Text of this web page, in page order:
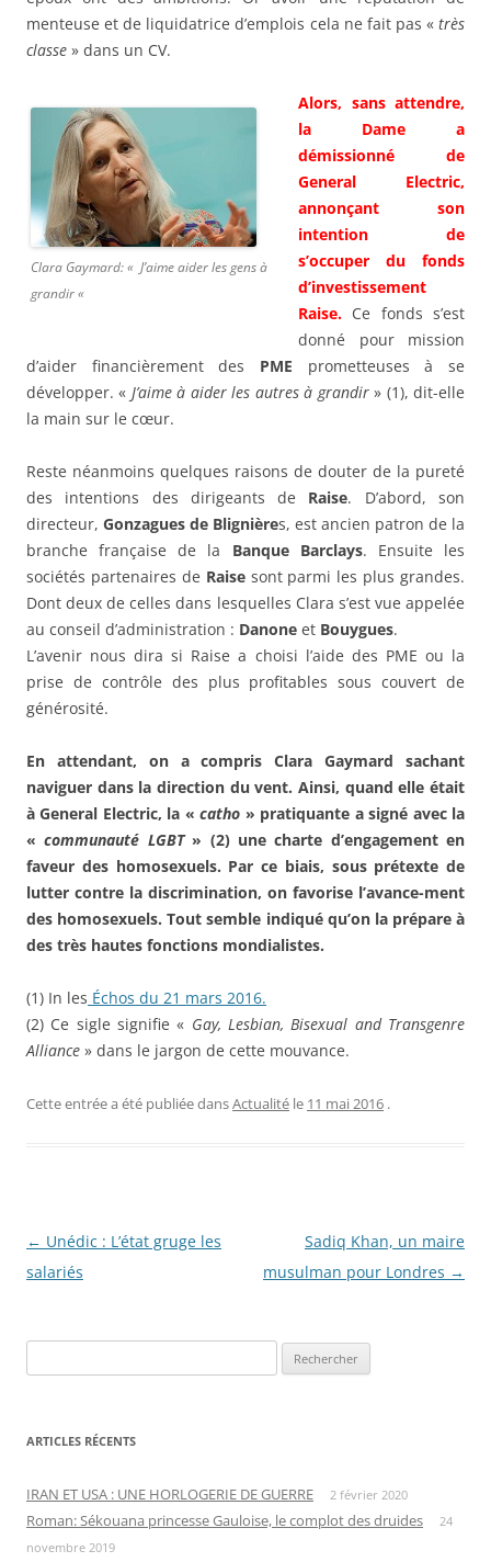
menteuse et de liquidatrice d’emplois cela ne fait pas « très
classe » dans un CV.
Clara Gaymard: « J’aime aider les gens à
grandir«
Alors, sans attendre,
la Dame a
démissionné de
General Electric,
annonçant son
intention de
s’occuper du fonds
d’investissement
Raise. Ce fonds s’est
donné pour mission
d’aider financièrement des PME prometteuses à se
développer. « J’aime à aider les autres à grandir» (1), dit-elle
la main sur le cœur.
Reste néanmoins quelques raisons de douter de la pureté
des intentions des dirigeants de Raise. D’abord, son
directeur, Gonzagues de Blignières, est ancien patron de la
branche française de la Banque Barclays. Ensuite les
sociétés partenaires de Raisesont parmi les plus grandes.
Dont deux de celles dans lesquelles Clara s’est vue appelée
au conseil d’administration : Danone et Bouygues.
L’avenir nous dira si Raise a choisi l’aide des PME ou la
prise de contrôle des plus profitables sous couvert de
générosité.
En attendant, on a compris Clara Gaymard sachant
naviguer dans la direction du vent. Ainsi, quand elle était
à General Electric, la «catho » pratiquante a signé avec la
«communauté LGBT» (2) une charte d’engagement en
faveur des homosexuels. Par ce biais, sous prétexte de
lutter contre la discrimination, on favorise l’avance-ment
des homosexuels. Tout semble indiqué qu’on la prépare à
des très hautes fonctions mondialistes.
(1) In les Échos du 21 mars 2016.
(2) Ce sigle signifie « Gay, Lesbian, Bisexual and Transgenre
Alliance » dans le jargon de cette mouvance.
Cette entrée a été publiée dansActualité le 11 mai 2016 .
Navigation
des
← Unédic : L’état gruge les
salariés
Sadiq Khan, un maire
musulman pour Londres →
ARTICLES RÉCENTS
IRAN ET USA : UNE HORLOGERIE DE GUERRE 2 février 2020
Roman: Sékouana princesse Gauloise, le complot des druides
24
novembre 2019